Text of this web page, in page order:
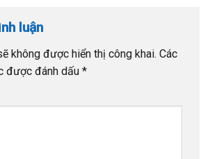
luận
không được hiển thị công khai. Các
được đánh dấu *